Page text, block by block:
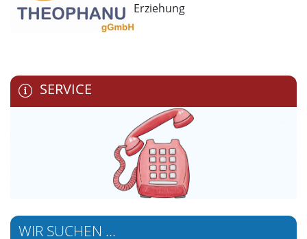
Erziehung
SERVICE
WIR SUCHEN ...